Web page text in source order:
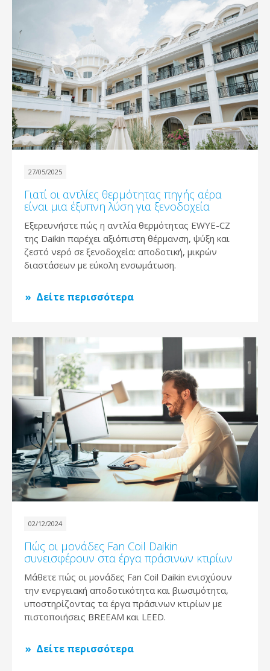
27/05/2025
Γιατί οι αντλίες θερμότητας πηγής αέρα
είναι μια έξυπνη λύση για ξενοδοχεία
Εξερευνήστε πώς η αντλία θερμότητας EWYE-CZ
της Daikin παρέχει αξιόπιστη θέρμανση, ψύξη και
ζεστό νερό σε ξενοδοχεία: αποδοτική, μικρών
διαστάσεων με εύκολη ενσωμάτωση.
Δείτε περισσότερα
02/12/2024
Πώς οι μονάδες Fan Coil Daikin
συνεισφέρουν στα έργα πράσινων κτιρίων
Μάθετε πώς οι μονάδες Fan Coil Daikin ενισχύουν
την ενεργειακή αποδοτικότητα και βιωσιμότητα,
υποστηρίζοντας τα έργα πράσινων κτιρίων με
πιστοποιήσεις BREEAM και LEED.
Δείτε περισσότερα